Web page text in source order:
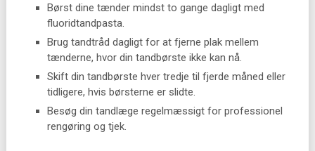
Børst dine tænder mindst to gange dagligt med
fluoridtandpasta.
Brug tandtråd dagligt for at fjerne plak mellem
tænderne, hvor din tandbørste ikke kan nå.
Skift din tandbørste hver tredje til fjerde måned eller
tidligere, hvis børsterne er slidte.
Besøg din tandlæge regelmæssigt for professionel
rengøring og tjek.